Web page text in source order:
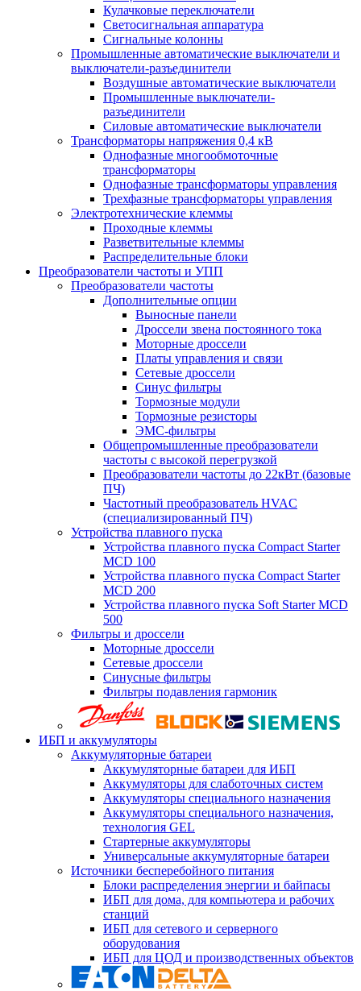
Кулачковые переключатели
Светосигнальная аппаратура
Сигнальные колонны
Промышленные автоматические выключатели и
выключатели-разъединители
Воздушные автоматические выключатели
Промышленные выключатели-
разъединители
Силовые автоматические выключатели
Трансформаторы напряжения 0,4 кВ
Однофазные многообмоточные
трансформаторы
Однофазные трансформаторы управления
Трехфазные трансформаторы управления
Электротехнические клеммы
Проходные клеммы
Разветвительные клеммы
Распределительные блоки
Преобразователи частоты и УПП
Преобразователи частоты
Дополнительные опции
Выносные панели
Дроссели звена постоянного тока
Моторные дроссели
Платы управления и связи
Сетевые дроссели
Синус фильтры
Тормозные модули
Тормозные резисторы
ЭМС-фильтры
Общепромышленные преобразователи
частоты с высокой перегрузкой
Преобразователи частоты до 22кВт (базовые
ПЧ)
Частотный преобразователь HVAC
(специализированный ПЧ)
Устройства плавного пуска
Устройства плавного пуска Compact Starter
MCD 100
Устройства плавного пуска Compact Starter
MCD 200
Устройства плавного пуска Soft Starter MCD
500
Фильтры и дроссели
Моторные дроссели
Сетевые дроссели
Синусные фильтры
Фильтры подавления гармоник
ИБП и аккумуляторы
Аккумуляторные батареи
Аккумуляторные батареи для ИБП
Аккумуляторы для слаботочных систем
Аккумуляторы специального назначения
Аккумуляторы специального назначения,
технология GEL
Стартерные аккумуляторы
Универсальные аккумуляторные батареи
Источники бесперебойного питания
Блоки распределения энергии и байпасы
ИБП для дома, для компьютера и рабочих
станций
ИБП для сетевого и серверного
оборудования
ИБП для ЦОД и производственных объектов